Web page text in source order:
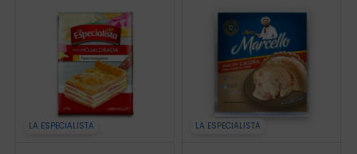
LA ESPECIALISTA LA ESPECIALISTA